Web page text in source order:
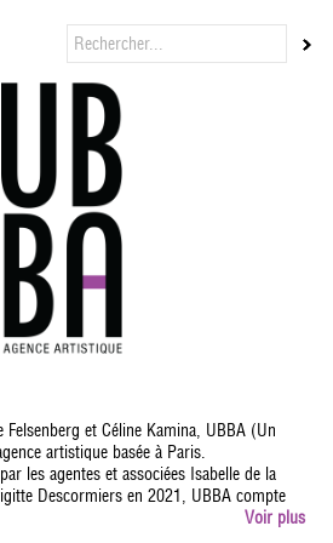
Felsenberg et Céline Kamina, UBBA (Un
artistique basée à Paris.
les agentes et associées Isabelle de la
Descormiers en 2021, UBBA compte
Jean-Baptiste L'Herron, Fanny Minvielle,
Voir plus